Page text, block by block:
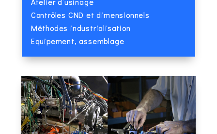
Contrôles CND et dimensionnels
Méthodes industrialisation
Equipement, assemblage